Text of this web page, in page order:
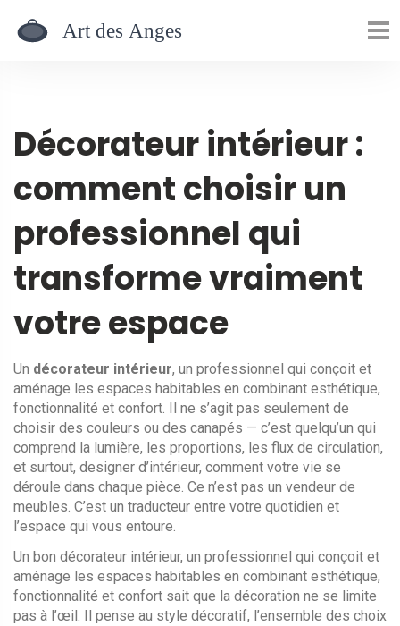
Décorateur intérieur :
comment choisir un
professionnel qui
transforme vraiment
votre espace
Un décorateur intérieur, un professionnel qui conçoit et
aménage les espaces habitables en combinant esthétique,
fonctionnalité et confort. Il ne s’agit pas seulement de
choisir des couleurs ou des canapés — c’est quelqu’un qui
comprend la lumière, les proportions, les flux de circulation,
et surtout, designer d’intérieur, comment votre vie se
déroule dans chaque pièce. Ce n’est pas un vendeur de
meubles. C’est un traducteur entre votre quotidien et
l’espace qui vous entoure.
Un bon décorateur intérieur, un professionnel qui conçoit et
aménage les espaces habitables en combinant esthétique,
fonctionnalité et confort sait que la décoration ne se limite
pas à l’œil. Il pense au style décoratif, l’ensemble des choix